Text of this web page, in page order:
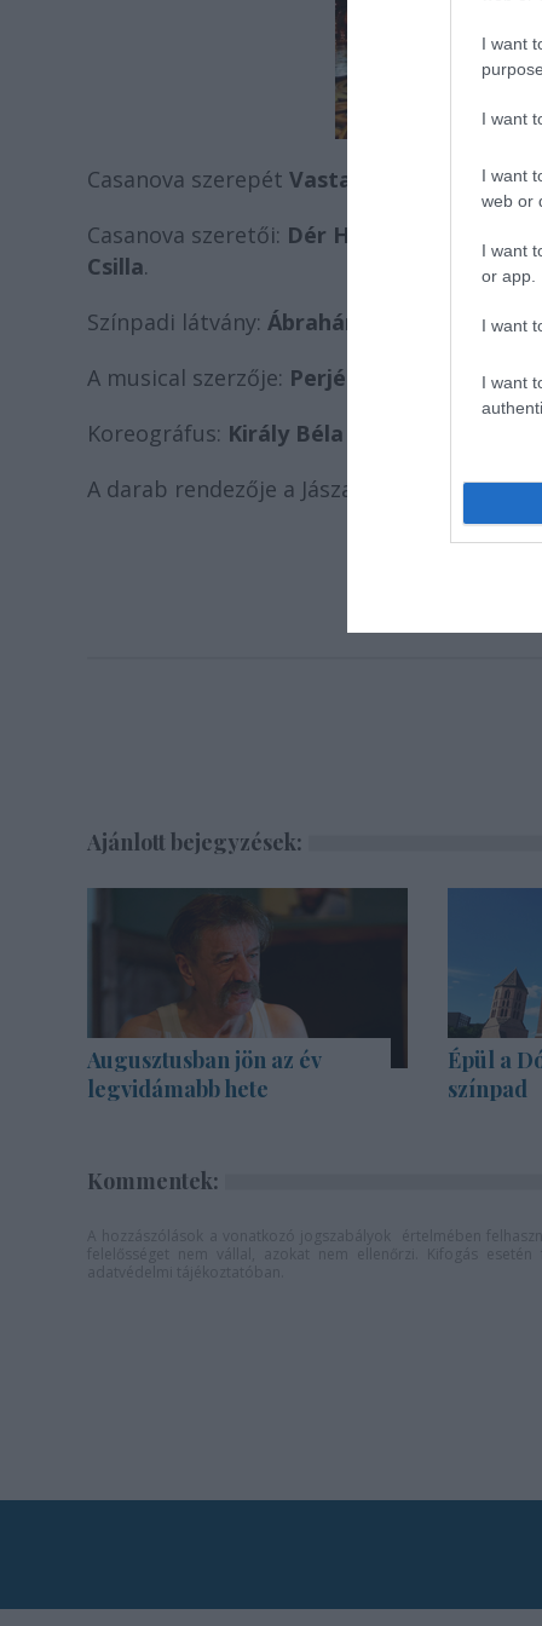
I want
I want
I want
web or
I want
or app.
I want
I want
Casanova szerepét Vastag Csaba alakítja,
Casanova szeretői: Dér Heni, Nyári Alíz,
Csilla.
Színpadi látvány: Ábrahám Péter Madár
A musical szerzője: Perjés Péter, Szurdi
Koreográfus: Király Béla
A darab rendezője a Jászai Mari-díjas
Ajánlott bejegyzések:
Augusztusban jön az év
legvidámabb hete
Épül a
színpad
Kommentek: